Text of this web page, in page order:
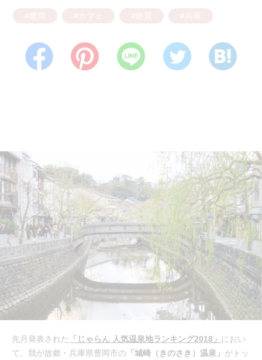
先月発表された 「じゃらん 人気温泉地ランキング2018」 におい
て、我が故郷・兵庫県豊岡市の 「城崎（きのさき）温泉」 がトッ